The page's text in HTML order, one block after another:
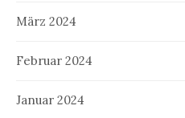
März 2024
Februar 2024
Januar 2024